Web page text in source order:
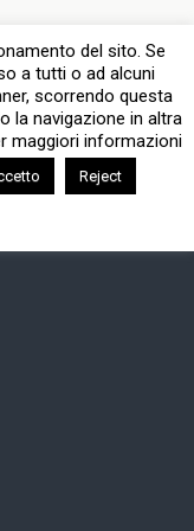
del sito. Se
a tutti o ad alcuni
scorrendo questa
la navigazione in altra
maggiori informazioni
Reject